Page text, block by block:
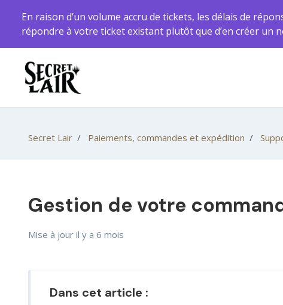
En raison d’un volume accru de tickets, les délais de
répondre à votre ticket existant plutôt que d’en créer un
Secret Lair Paiements, commandes et expédition
Gestion de votre
Mise à jour il y a 6 mois
Dans cet article :